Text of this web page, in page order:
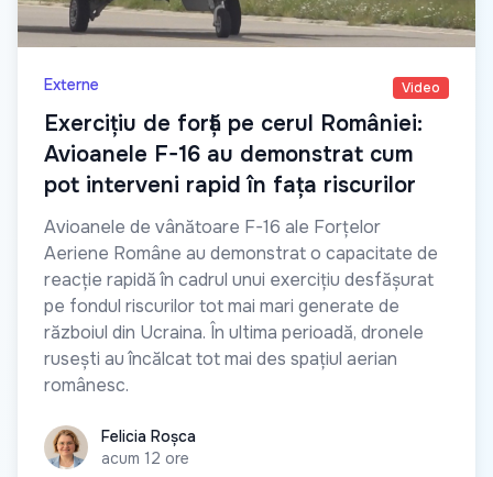
Externe Video
Exercițiu de forță pe cerul României:
Avioanele F-16 au demonstrat cum
pot interveni rapid în fața riscurilor
Avioanele de vânătoare F-16 ale Forțelor
Aeriene Române au demonstrat o capacitate de
reacție rapidă în cadrul unui exercițiu desfășurat
pe fondul riscurilor tot mai mari generate de
războiul din Ucraina. În ultima perioadă, dronele
rusești au încălcat tot mai des spațiul aerian
românesc.
Felicia RoșcaFelicia Roșca
acum 12 ore